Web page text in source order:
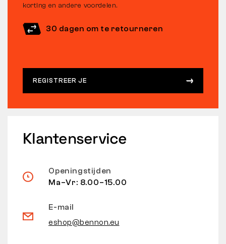
korting en andere voordelen.
30 dagen om te retourneren
REGISTREER JE
Klantenservice
Openingstijden
Ma–Vr: 8.00–15.00
E-mail
eshop@bennon.eu